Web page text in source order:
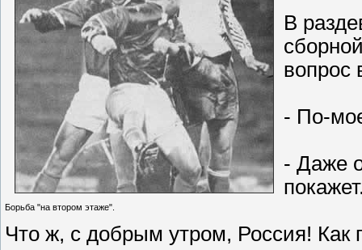
Борьба "на втором этаже".
В
вопрос
- По-
- Даже
Что ж, с добрым утром, Россия! Как